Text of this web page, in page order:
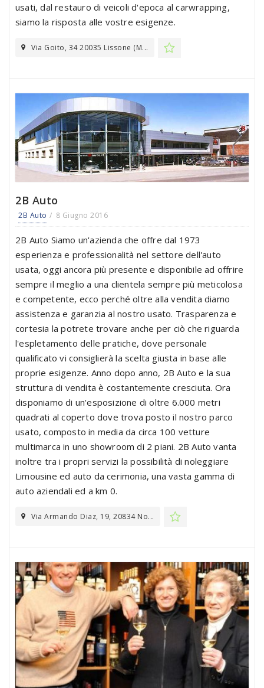
usati, dal restauro di veicoli d'epoca al carwrapping,
siamo la risposta alle vostre esigenze.
Via Goito, 34 20035 Lissone (M...
2B Auto
2B Auto 8 Giugno 2016
2B Auto Siamo un'azienda che offre dal 1973
esperienza e professionalità nel settore dell'auto
usata, oggi ancora più presente e disponibile ad offrire
sempre il meglio a una clientela sempre più meticolosa
e competente, ecco perché oltre alla vendita diamo
assistenza e garanzia al nostro usato. Trasparenza e
cortesia la potrete trovare anche per ciò che riguarda
l'espletamento delle pratiche, dove personale
qualificato vi consiglierà la scelta giusta in base alle
proprie esigenze. Anno dopo anno, 2B Auto e la sua
struttura di vendita è costantemente cresciuta. Ora
disponiamo di un'esposizione di oltre 6.000 metri
quadrati al coperto dove trova posto il nostro parco
usato, composto in media da circa 100 vetture
multimarca in uno showroom di 2 piani. 2B Auto vanta
inoltre tra i propri servizi la possibilità di noleggiare
Limousine ed auto da cerimonia, una vasta gamma di
auto aziendali ed a km 0.
Via Armando Diaz, 19, 20834 No...